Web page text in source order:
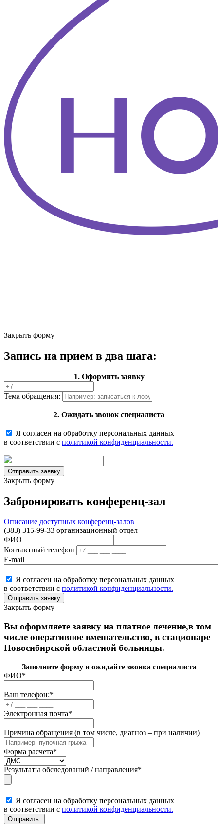
Закрыть форму
Запись на прием в два шага:
1. Оформить заявку
Тема обращения:
2. Ожидать звонок специалиста
Я согласен на обработку персональных данных
в соответствии с политикой конфиденциальности.
Закрыть форму
Забронировать конференц-зал
Описание доступных конференц-залов
(383) 315-99-33 организационный отдел
ФИО
Контактный телефон
E-mail
Я согласен на обработку персональных данных
в соответствии с политикой конфиденциальности.
Закрыть форму
Вы оформляете заявку на платное лечение,в том
числе оперативное вмешательство, в стационаре
Новосибирской областной больницы.
Заполните форму и ожидайте звонка специалиста
ФИО*
Ваш телефон:*
Электронная почта*
Причина обращения (в том числе, диагноз – при наличии)
Форма расчета*
Результаты обследований / направления*
Я согласен на обработку персональных данных
в соответствии с политикой конфиденциальности.